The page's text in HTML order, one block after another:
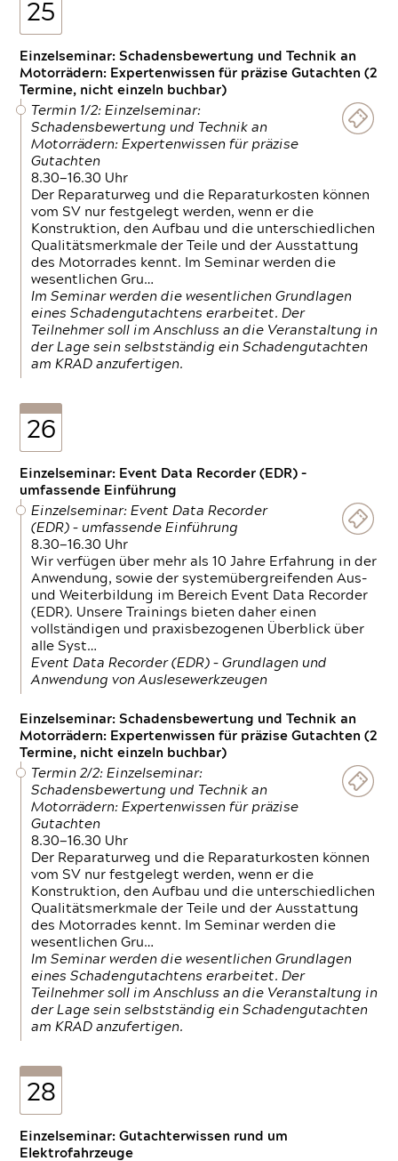
25
Einzelseminar: Schadensbewertung und Technik an
Motorrädern: Expertenwissen für präzise Gutachten (2
Termine, nicht einzeln buchbar)
Termin 1/2: Einzelseminar:
Schadensbewertung und Technik an
Motorrädern: Expertenwissen für präzise
Gutachten
8.30—16.30 Uhr
Der Reparaturweg und die Reparaturkosten können
vom SV nur festgelegt werden, wenn er die
Konstruktion, den Aufbau und die unterschiedlichen
Qualitätsmerkmale der Teile und der Ausstattung
des Motorrades kennt. Im Seminar werden die
wesentlichen Gru…
Im Seminar werden die wesentlichen Grundlagen
eines Schadengutachtens erarbeitet. Der
Teilnehmer soll im Anschluss an die Veranstaltung in
der Lage sein selbstständig ein Schadengutachten
am KRAD anzufertigen.
26
Einzelseminar: Event Data Recorder (EDR) –
umfassende Einführung
Einzelseminar: Event Data Recorder
(EDR) – umfassende Einführung
8.30—16.30 Uhr
Wir verfügen über mehr als 10 Jahre Erfahrung in der
Anwendung, sowie der systemübergreifenden Aus-
und Weiterbildung im Bereich Event Data Recorder
(EDR). Unsere Trainings bieten daher einen
vollständigen und praxisbezogenen Überblick über
alle Syst…
Event Data Recorder (EDR) – Grundlagen und
Anwendung von Auslesewerkzeugen
Einzelseminar: Schadensbewertung und Technik an
Motorrädern: Expertenwissen für präzise Gutachten (2
Termine, nicht einzeln buchbar)
Termin 2/2: Einzelseminar:
Schadensbewertung und Technik an
Motorrädern: Expertenwissen für präzise
Gutachten
8.30—16.30 Uhr
Der Reparaturweg und die Reparaturkosten können
vom SV nur festgelegt werden, wenn er die
Konstruktion, den Aufbau und die unterschiedlichen
Qualitätsmerkmale der Teile und der Ausstattung
des Motorrades kennt. Im Seminar werden die
wesentlichen Gru…
Im Seminar werden die wesentlichen Grundlagen
eines Schadengutachtens erarbeitet. Der
Teilnehmer soll im Anschluss an die Veranstaltung in
der Lage sein selbstständig ein Schadengutachten
am KRAD anzufertigen.
28
Einzelseminar: Gutachterwissen rund um
Elektrofahrzeuge